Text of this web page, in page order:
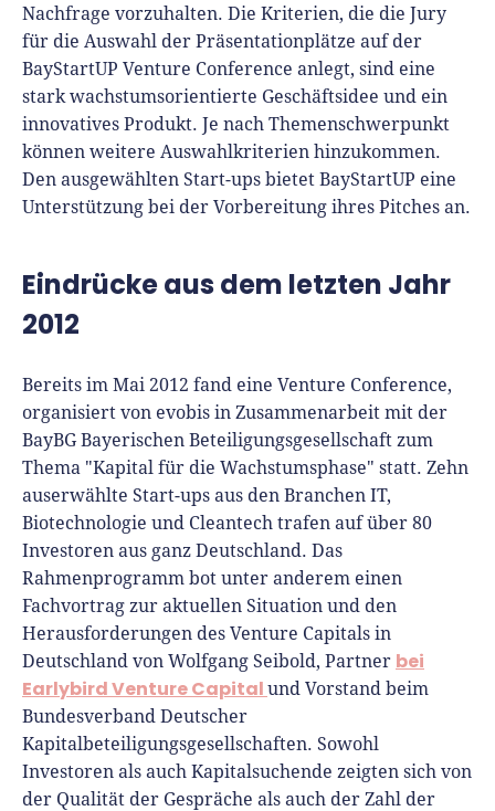
Nachfrage vorzuhalten. Die Kriterien, die die Jury
für die Auswahl der Präsentationplätze auf der
BayStartUP Venture Conference anlegt, sind eine
stark wachstumsorientierte Geschäftsidee und ein
innovatives Produkt. Je nach Themenschwerpunkt
können weitere Auswahlkriterien hinzukommen.
Den ausgewählten Start-ups bietet BayStartUP eine
Unterstützung bei der Vorbereitung ihres Pitches an.
Eindrücke aus dem letzten Jahr
2012
Bereits im Mai 2012 fand eine Venture Conference,
organisiert von evobis in Zusammenarbeit mit der
BayBG Bayerischen Beteiligungsgesellschaft zum
Thema "Kapital für die Wachstumsphase" statt. Zehn
auserwählte Start-ups aus den Branchen IT,
Biotechnologie und Cleantech trafen auf über 80
Investoren aus ganz Deutschland. Das
Rahmenprogramm bot unter anderem einen
Fachvortrag zur aktuellen Situation und den
Herausforderungen des Venture Capitals in
Deutschland von Wolfgang Seibold, Partner bei
Earlybird Venture Capital und Vorstand beim
Bundesverband Deutscher
Kapitalbeteiligungsgesellschaften. Sowohl
Investoren als auch Kapitalsuchende zeigten sich von
der Qualität der Gespräche als auch der Zahl der